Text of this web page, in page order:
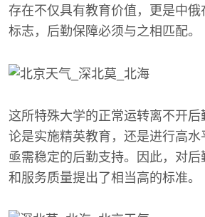
存在不仅具有教育价值，更是中俄
标志，后勤保障必须与之相匹配。
这所特殊大学的正常运转离不开
论是实施精英教育，还是进行高
亟需稳定的后勤支持。因此，对
和服务质量提出了相当高的标准。